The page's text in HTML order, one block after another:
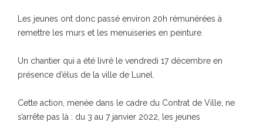
Les jeunes ont donc passé environ 20h rémunérées à
remettre les murs et les menuiseries en peinture.
Un chantier qui a été livré le vendredi 17 décembre en
présence d’élus de la ville de Lunel.
Cette action, menée dans le cadre du Contrat de Ville, ne
s’arrête pas là : du 3 au 7 janvier 2022, les jeunes